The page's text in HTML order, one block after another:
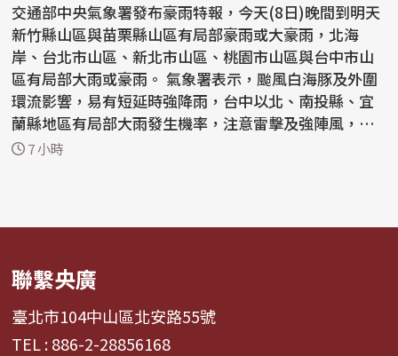
交通部中央氣象署發布豪雨特報，今天(8日)晚間到明天
新竹縣山區與苗栗縣山區有局部豪雨或大豪雨，北海
岸、台北市山區、新北市山區、桃園市山區與台中市山
區有局部大雨或豪雨。 氣象署表示，颱風白海豚及外圍
環流影響，易有短延時強降雨，台中以北、南投縣、宜
蘭縣地區有局部大雨發生機率，注意雷擊及強陣風，低
窪地...
7 小時
聯繫央廣
臺北市104中山區北安路55號
TEL : 886-2-28856168